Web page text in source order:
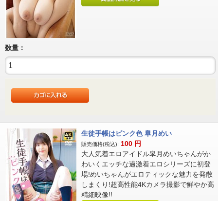
数量：
生徒手帳はピンク色 皐月めい
販売価格(税込): 100 円
大人気着エロアイドル皐月めいちゃんがか
わいくエッチな過激着エロシリーズに初登
場!めいちゃんがエロティックな魅力を発散
しまくり!超高性能4Kカメラ撮影で鮮やか高
精細映像!!